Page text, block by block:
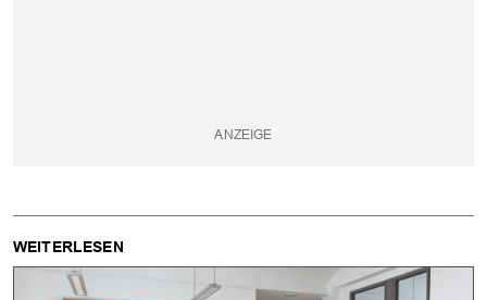
WEITERLESEN